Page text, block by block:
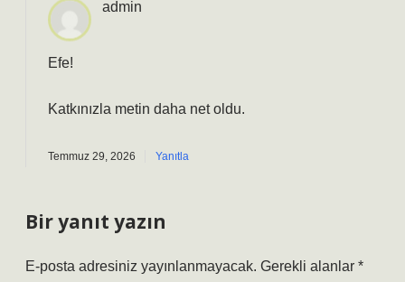
admin
Efe!
Katkınızla metin daha netoldu.
Temmuz 29, 2026 Yanıtla
Bir yanıt yazın
E-posta adresiniz yayınlanmayacak. Gerekli alanlar *